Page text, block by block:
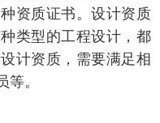
资质证书。设计资质
类型的工程设计，都
计资质，需要满足相
。